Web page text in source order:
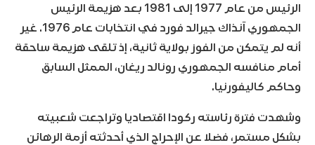
الرئيس من عام 1977 إلى 1981 بعد هزيمة الرئيس
الجمهوري آنذاك جيرالد فورد في انتخابات عام 1976. غير
أنه لم يتمكن من الفوز بولاية ثانية، إذ تلقى هزيمة ساحقة
أمام منافسه الجمهوري رونالد ريغان، الممثل السابق
وحاكم كاليفورنيا.
وشهدت فترة رئاسته ركودا اقتصاديا وتراجعت شعبيته
بشكل مستمر، فضلا عن الإحراج الذي أحدثته أزمة الرهائن